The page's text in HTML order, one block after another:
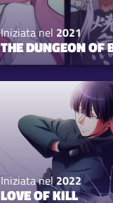
Iniziata nel 2021
THE DUNGEON OF
Iniziata nel2022
LOVE OF KILL